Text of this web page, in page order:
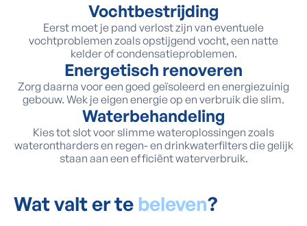
Vochtbestrijding
Eerst moet je pand verlost zijn van eventuele
vochtproblemen zoals opstijgend vocht, een natte
kelder of condensatieproblemen.
Energetisch renoveren
Zorg daarna voor een goed geïsoleerd en energiezuinig
gebouw. Wek je eigen energie op en verbruik die slim.
Waterbehandeling
Kies tot slot voor slimme wateroplossingen zoals
waterontharders en regen- en drinkwaterfilters die gelijk
staan aan een efficiënt waterverbruik.
Wat valt er te beleven?